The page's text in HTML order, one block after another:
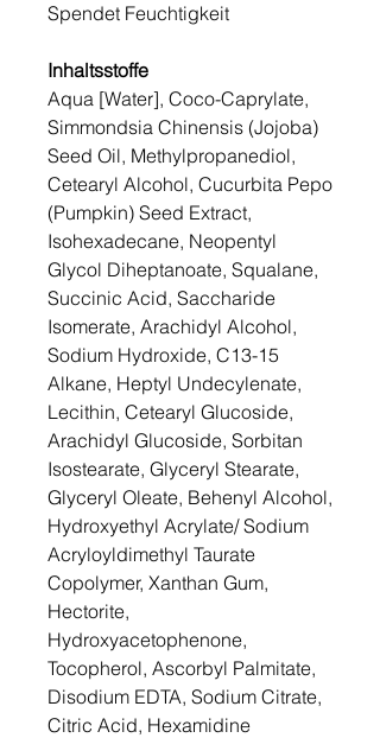
Spendet Feuchtigkeit
Inhaltsstoffe
Aqua [Water], Coco-Caprylate,
Simmondsia Chinensis (Jojoba)
Seed Oil, Methylpropanediol,
Cetearyl Alcohol, Cucurbita Pepo
(Pumpkin) Seed Extract,
Isohexadecane, Neopentyl
Glycol Diheptanoate, Squalane,
Succinic Acid, Saccharide
Isomerate, Arachidyl Alcohol,
Sodium Hydroxide, C13-15
Alkane, Heptyl Undecylenate,
Lecithin, Cetearyl Glucoside,
Arachidyl Glucoside, Sorbitan
Isostearate, Glyceryl Stearate,
Glyceryl Oleate, Behenyl Alcohol,
Hydroxyethyl Acrylate/ Sodium
Acryloyldimethyl Taurate
Copolymer, Xanthan Gum,
Hectorite,
Hydroxyacetophenone,
Tocopherol, Ascorbyl Palmitate,
Disodium EDTA, Sodium Citrate,
Citric Acid, Hexamidine